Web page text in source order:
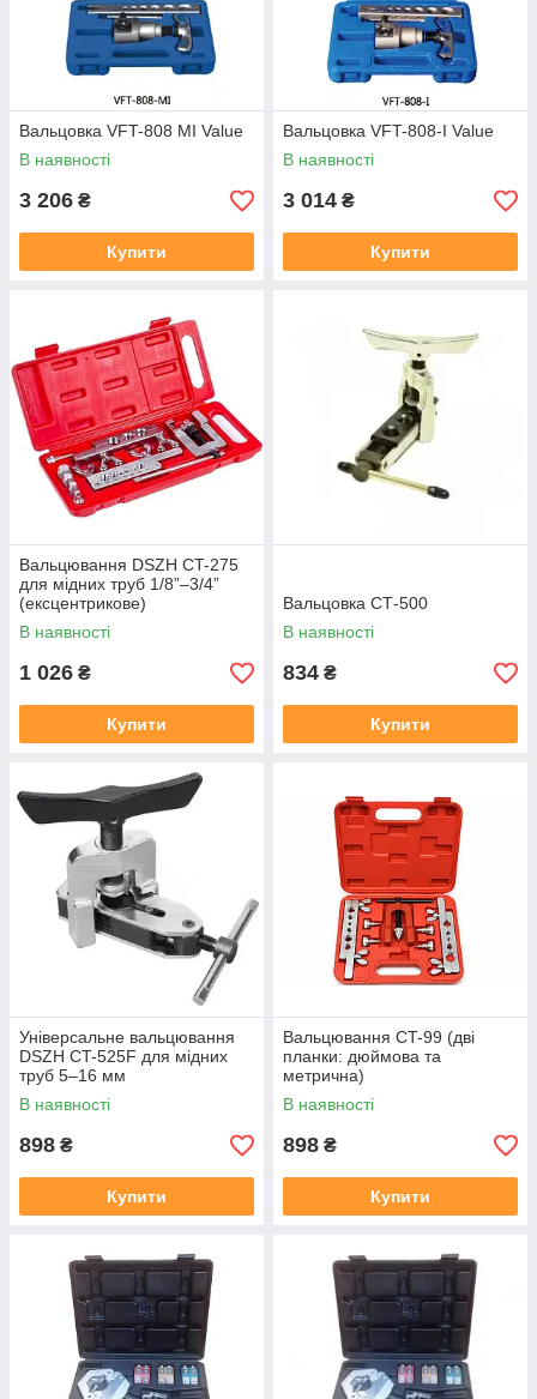
Вальцовка VFT-808 MI Value
В наявності
3 206 ₴
Купити
Вальцовка VFT-808-I Value
В наявності
3 014 ₴
Купити
Вальцювання DSZH CT-275
для мідних труб 1/8”–3/4”
(ексцентрикове)
В наявності
1 026 ₴
Купити
Вальцовка СТ-500
В наявності
834 ₴
Купити
Універсальне вальцювання
DSZH CT-525F для мідних
труб 5–16 мм
В наявності
898 ₴
Купити
Вальцювання CT-99 (дві
планки: дюймова та
метрична)
В наявності
898 ₴
Купити